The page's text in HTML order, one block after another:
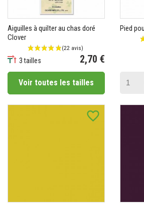
Aiguilles à quilter au chas doré
Clover
3 tailles 2,70 €
Voir toutes les tailles
Pied
favorite_border